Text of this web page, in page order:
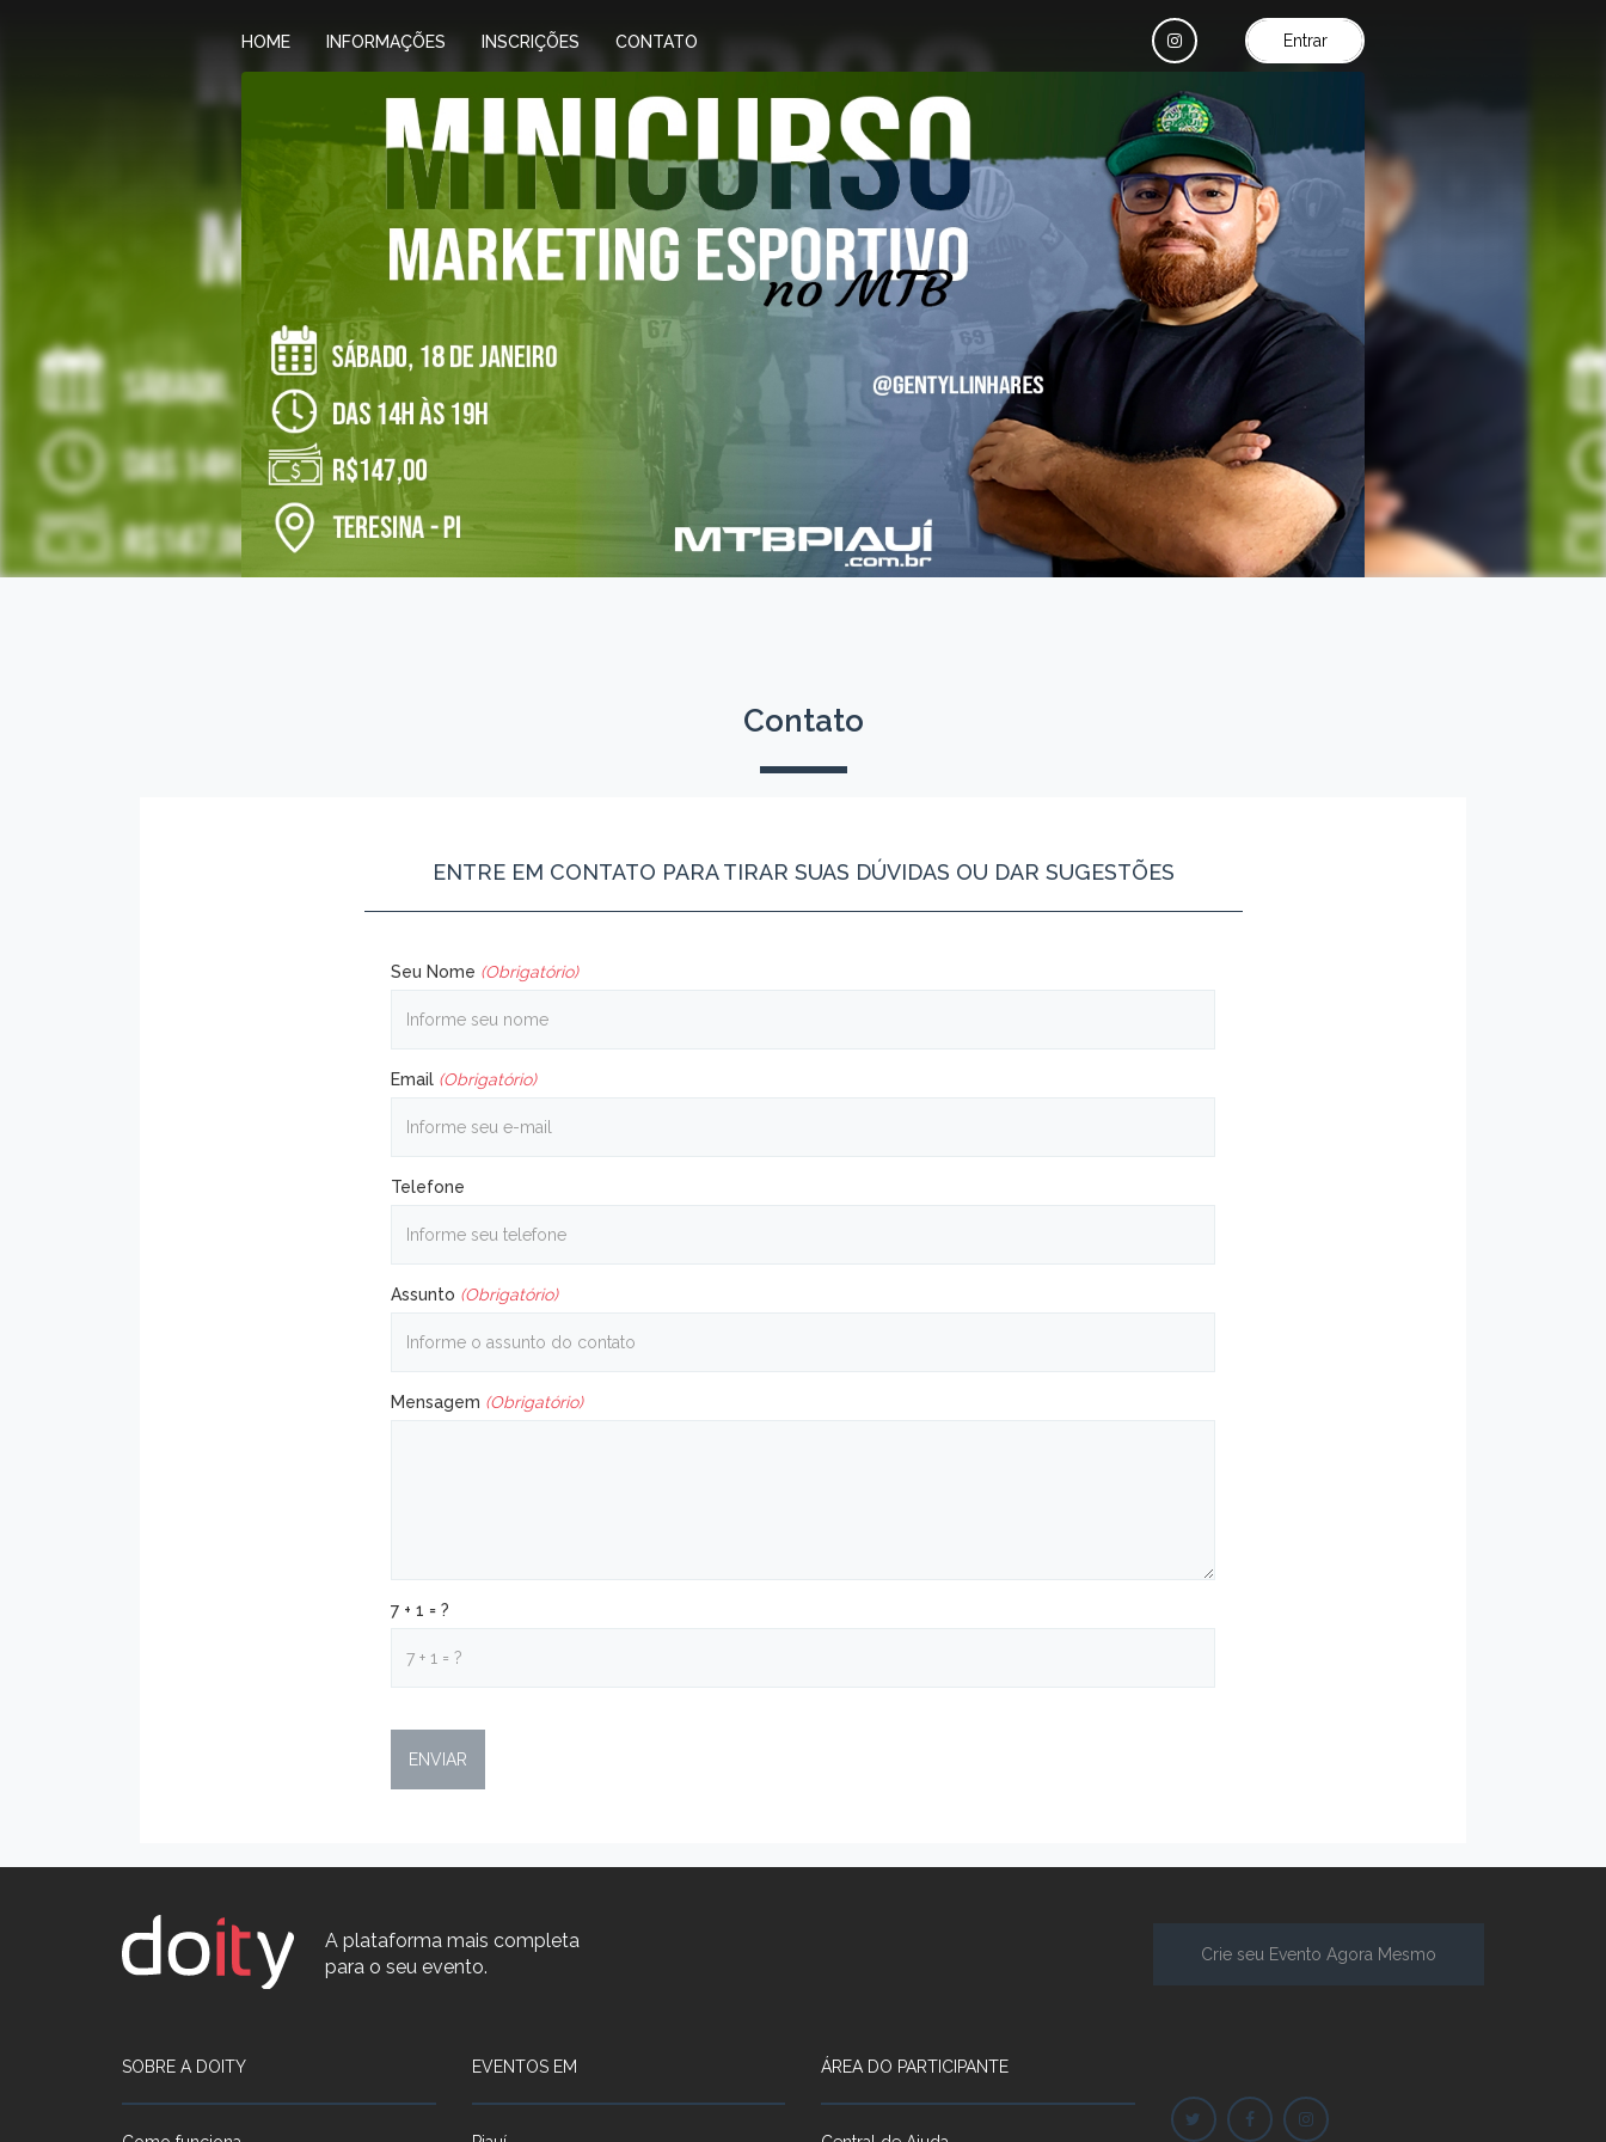
HOME INFORMAÇÕES INSCRIÇÕES CONTATO Entrar
Contato
ENTRE EM CONTATO PARA TIRAR SUAS DÚVIDAS OU DAR SUGESTÕES
Seu Nome (Obrigatório)
Email (Obrigatório)
Telefone
Assunto (Obrigatório)
Mensagem (Obrigatório)
7 + 1 = ?
A plataforma mais completa
para o seu evento.
Crie seu Evento Agora Mesmo
SOBRE A DOITY EVENTOS EM ÁREA DO PARTICIPANTE